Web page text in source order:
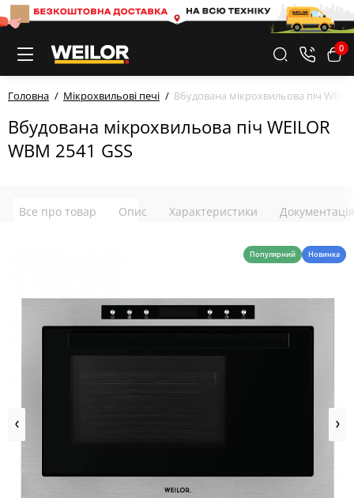
0
Головна Мікрохвильові печі Вбудована мікрохвильова піч
Вбудована мікрохвильова піч WEILOR
WBM 2541 GSS
Все про товар Опис Характеристики Документація
Популярний Новинка